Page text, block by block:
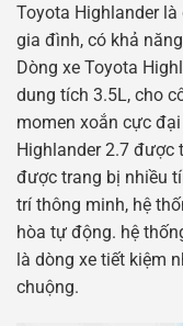
Toyota Highlander là
gia đình, có khả
Dòng xe Toyota
dung tích 3.5L, cho
momen xoắn cực
Highlander 2.7 được
được trang bị nhiều
trí thông minh, hệ
hòa tự động. hệ
là dòng xe tiết kiệm
chuộng.